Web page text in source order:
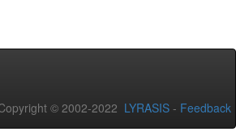
© 2002-2022 LYRASIS - Feedback